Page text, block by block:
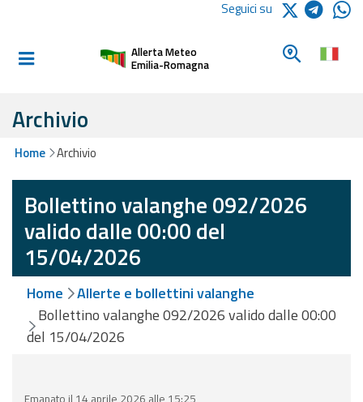
Informati e
Allerte E
Allerte e
Bollettini
Meteo
Allerte e
Bollettini
Valanghe
Seguici su
Allerta Meteo
Emilia-Romagna
Cerca un
Archivio
Home Archivio
Bollettino valanghe 092/2026
valido dalle 00:00 del
15/04/2026
Home
Allerte e bollettini valanghe
Bollettino valanghe 092/2026 valido dalle 00:00
del 15/04/2026
Emanato il 14 aprile 2026 alle 15:25